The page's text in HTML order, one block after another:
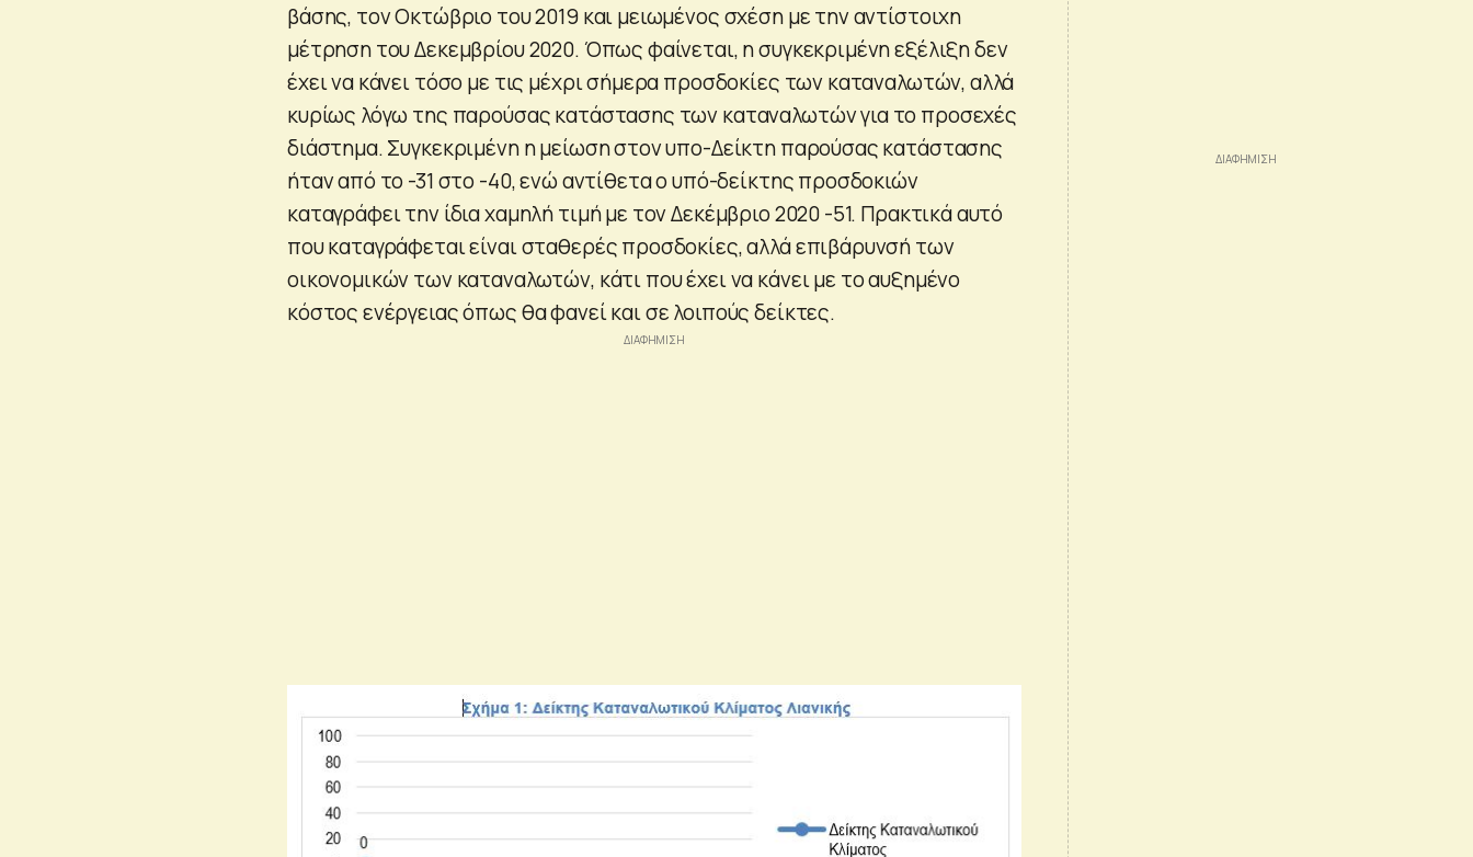
βάσης, τον Οκτώβριο του 2019 και μειωμένος σχέση με την αντίστοιχη
μέτρηση του Δεκεμβρίου 2020. Όπως φαίνεται, η συγκεκριμένη εξέλιξη δεν
έχει να κάνει τόσο με τις μέχρι σήμερα προσδοκίες των καταναλωτών, αλλά
κυρίως λόγω της παρούσας κατάστασης των καταναλωτών για το προσεχές
διάστημα. Συγκεκριμένη η μείωση στον υπο-Δείκτη παρούσας κατάστασης
ήταν από το -31 στο -40, ενώ αντίθετα ο υπό-δείκτης προσδοκιών
καταγράφει την ίδια χαμηλή τιμή με τον Δεκέμβριο 2020 -51. Πρακτικά αυτό
που καταγράφεται είναι σταθερές προσδοκίες, αλλά επιβάρυνσή των
οικονομικών των καταναλωτών, κάτι που έχει να κάνει με το αυξημένο
κόστος ενέργειας όπως θα φανεί και σε λοιπούς δείκτες.